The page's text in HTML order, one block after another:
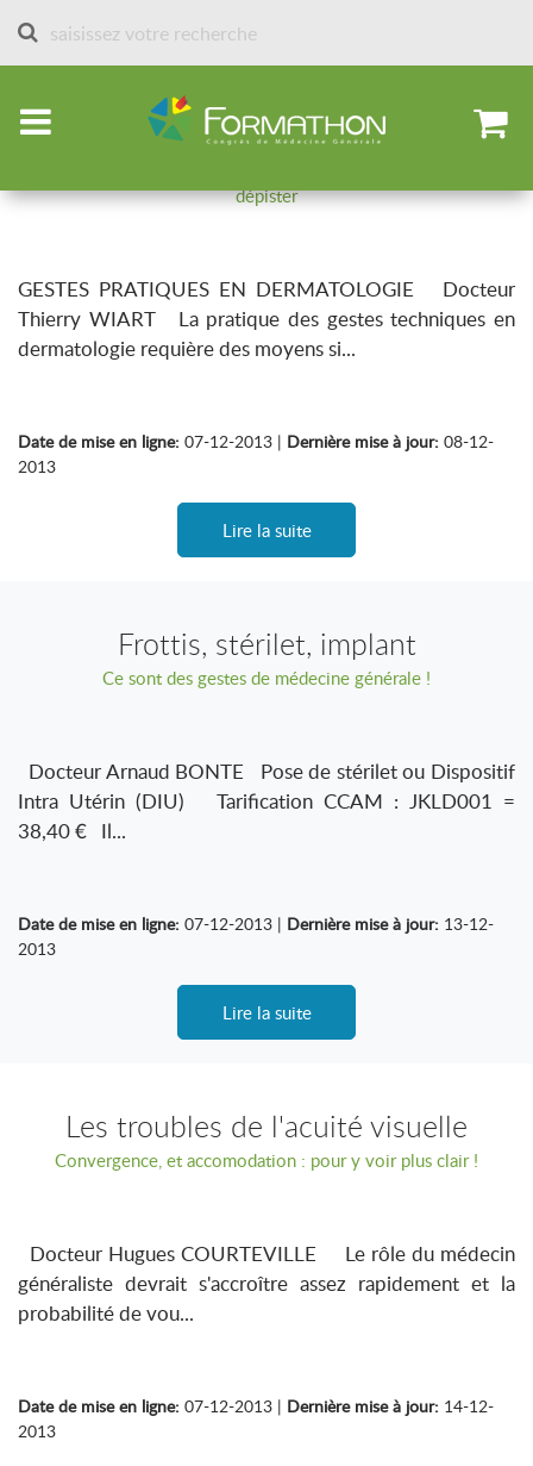
Accueil Sessions des formathons
Gestes pratiques en dermatologie
dépister
GESTES PRATIQUES EN DERMATOLOGIE Docteur
Thierry WIART La pratique des gestes techniques en
dermatologie requière des moyens si...
Date de mise en ligne: 07-12-2013 | Dernière mise à jour: 08-12-
2013
Lire la suite
Frottis, stérilet, implant
Ce sont des gestes de médecine générale !
Docteur Arnaud BONTE Pose de stérilet ou Dispositif
Intra Utérin (DIU) Tarification CCAM : JKLD001 =
38,40 € Il...
Date de mise en ligne: 07-12-2013 | Dernière mise à jour: 13-12-
2013
Lire la suite
Les troubles de l'acuité visuelle
Convergence, et accomodation : pour y voir plus clair !
Docteur Hugues COURTEVILLE Le rôle du médecin
généraliste devrait s'accroître assez rapidement et la
probabilité de vou...
Date de mise en ligne: 07-12-2013 | Dernière mise à jour: 14-12-
2013